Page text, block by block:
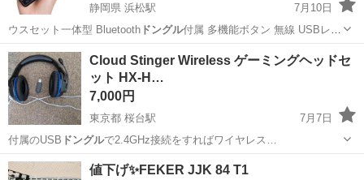
静岡県 浜松駅
7月10日
ウスセット一体型 Bluetoothドングル付属 多機能ボタン 無線 USBレ
シ…
静岡 浜松市 Bluetooth
Cloud Stinger Wireless ゲーミングヘッドセ
ット HX-H…
7,000円
東京都 桜台駅
7月7日
付属のUSB ドングルで2.4GHz接続をすればワイヤレス…
東京 練馬区 桜台駅
値下げ✨️FEKER JJK 84 T1